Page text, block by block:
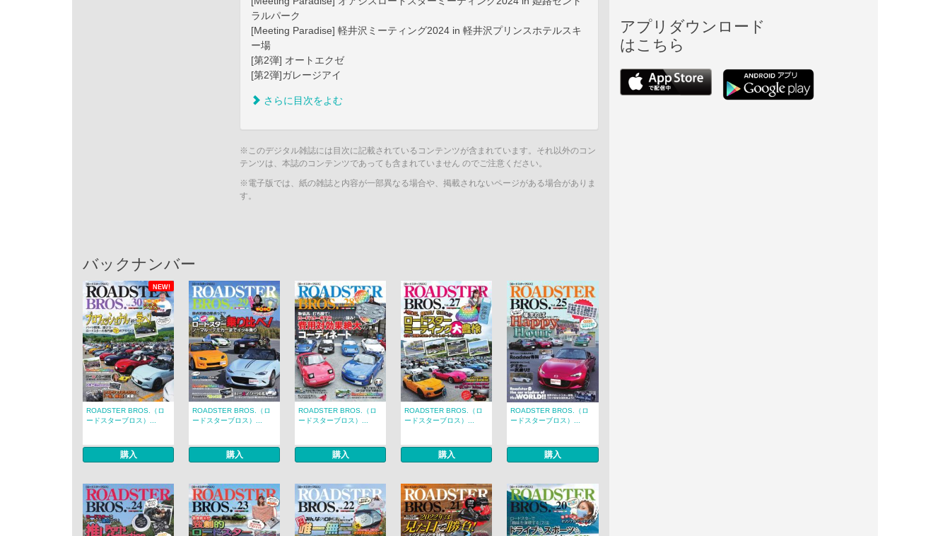
ラルパーク
[Meeting Paradise] 軽井沢ミーティング2024 in 軽井沢プリンスホテルスキ
ー場
[第2弾] オートエクゼ
[第2弾]ガレージアイ
さらに目次をよむ
※このデジタル雑誌には目次に記載されているコンテンツが含まれています。それ以外のコン
テンツは、本誌のコンテンツであっても含まれていません のでご注意ください。
※電子版では、紙の雑誌と内容が一部異なる場合や、掲載されないページがある場合がありま
す。
バックナンバー
NEW!
ROADSTER BROS.（ロ
ードスターブロス）...
購入
ROADSTER BROS.（ロ
ードスターブロス）...
購入
ROADSTER BROS.（ロ
ードスターブロス）...
購入
ROADSTER BROS.（ロ
ードスターブロス）...
購入
ROADSTER BROS.（ロ
ードスターブロス）...
購入
アプリダウンロード
はこちら